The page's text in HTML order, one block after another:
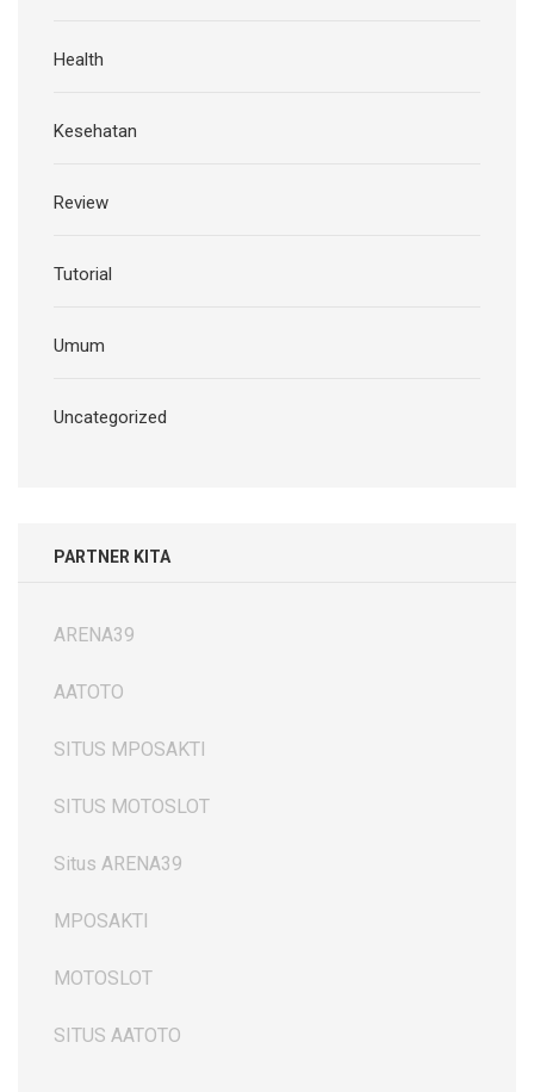
Health
Kesehatan
Review
Tutorial
Umum
Uncategorized
PARTNER KITA
ARENA39
AATOTO
SITUS MPOSAKTI
SITUS MOTOSLOT
Situs ARENA39
MPOSAKTI
MOTOSLOT
SITUS AATOTO